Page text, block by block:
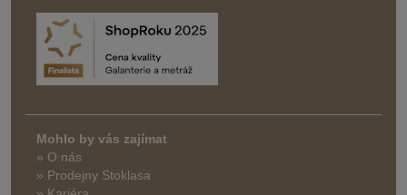
Mohlo by vás zajímat
» O nás
» Prodejny Stoklasa